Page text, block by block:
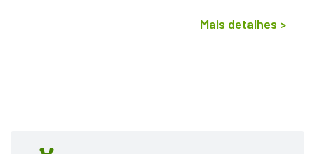
Mais detalhes >